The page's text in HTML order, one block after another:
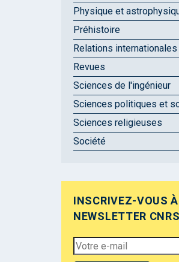
Physique et
Préhistoire
Relations internationales
Revues
Sciences de l'ingénieur
Sciences politiques et
Sciences religieuses
Société
INSCRIVEZ-VOUS
NEWSLETTER